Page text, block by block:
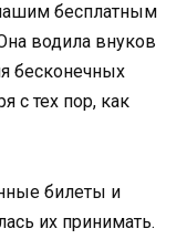
бесплатным
водила внуков
бесконечных
с тех пор, как
билеты и
их принимать.